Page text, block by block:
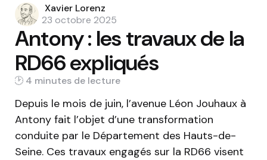
Posted
by
Xavier Lorenz
23 octobre 2025
Antony : les travaux de la
RD66 expliqués
4 min
Depuis le mois de juin, l’avenue Léon Jouhaux à
Antony fait l’objet d’une transformation
conduite par le Département des Hauts-de-
Seine. Ces travaux engagés sur la RD66 visent